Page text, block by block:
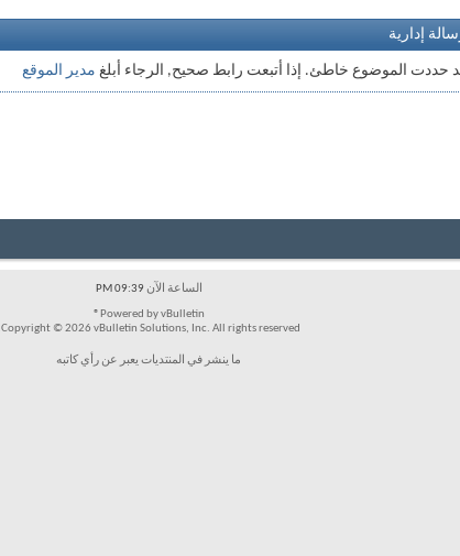
إدارية
حددت الموضوع خاطئ. إذا أتبعت رابط صحيح, الرجاء أبلغ مدير الموقع
الساعة الآن09:39 PM
Powered by vBulletin®
Copyright © 2026 vBulletin Solutions, Inc. All rights reserved.
ما ينشر في المنتديات يعبر عن رأي كاتبه